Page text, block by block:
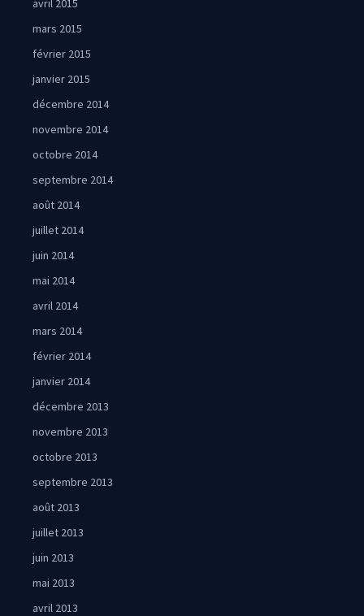
avril 2015
mars 2015
février 2015
janvier 2015
décembre 2014
novembre 2014
octobre 2014
septembre 2014
août 2014
juillet 2014
juin 2014
mai 2014
avril 2014
mars 2014
février 2014
janvier 2014
décembre 2013
novembre 2013
octobre 2013
septembre 2013
août 2013
juillet 2013
juin 2013
mai 2013
avril 2013